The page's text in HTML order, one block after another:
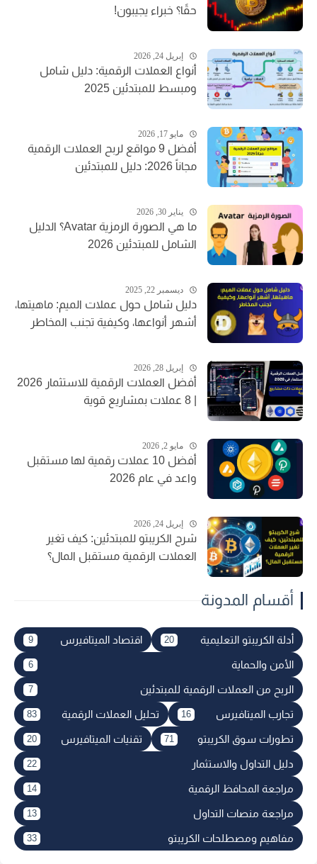
حقًا؟ خبراء يجيبون!
إبريل 24, 2026
أنواع العملات الرقمية: دليل شامل
ومبسط للمبتدئين 2025
مايو 17, 2026
أفضل 9 مواقع لربح العملات الرقمية
مجاناً 2026: دليل للمبتدئين
يناير 30, 2026
ما هي الصورة الرمزية Avatar؟ الدليل
الشامل للمبتدئين 2026
ديسمبر 22, 2025
دليل شامل حول عملات الميم: ماهيتها،
أشهر أنواعها، وكيفية تجنب المخاطر
إبريل 28, 2026
أفضل العملات الرقمية للاستثمار 2026
| 8 عملات بمشاريع قوية
مايو 2, 2026
أفضل 10 عملات رقمية لها مستقبل
واعد في عام 2026
إبريل 24, 2026
شرح الكريبتو للمبتدئين: كيف تغير
العملات الرقمية مستقبل المال؟
أقسام المدونة
أدلة الكريبتو التعليمية 20 اقتصاد الميتافيرس
الأمن والحماية
الربح من العملات الرقمية للمبتدئين
تجارب الميتافيرس 16 تحليل العملات الرقمية 83
تطورات سوق الكريبتو 71 تقنيات الميتافيرس 20
دليل التداول والاستثمار 22
مراجعة المحافظ الرقمية 14
مراجعة منصات التداول 13
مفاهيم ومصطلحات الكريبتو 33